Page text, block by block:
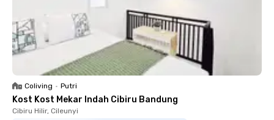
Coliving • Putri
Kost Kost Mekar Indah Cibiru Bandung
Cibiru Hilir, Cileunyi